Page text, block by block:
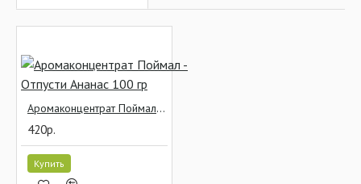
Аромаконцентрат Поймал - Отпусти Ананас 100 гр
420р.
Купить